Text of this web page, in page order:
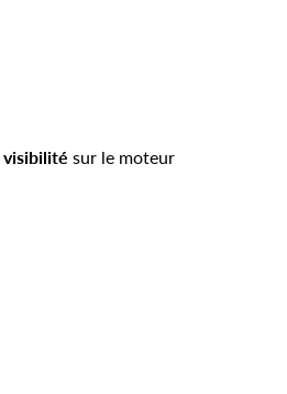
visibilité sur le moteur